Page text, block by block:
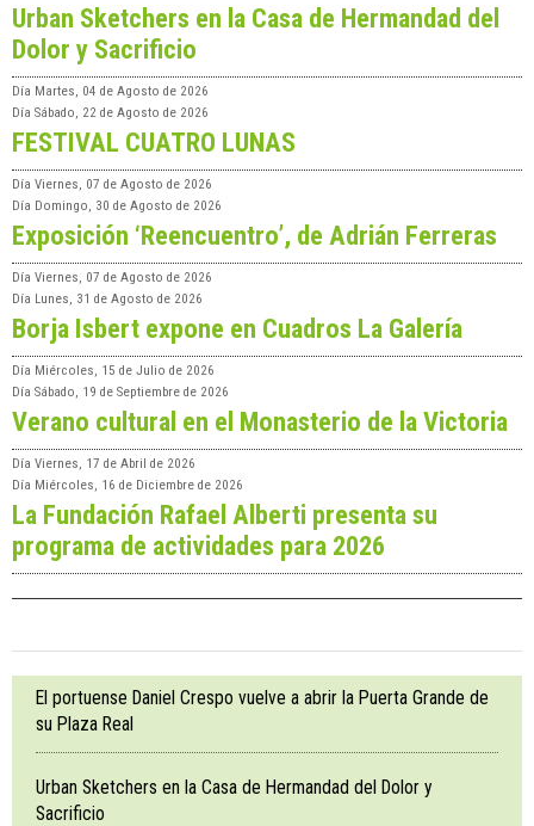
Urban Sketchers en la Casa de Hermandad del
Dolor y Sacrificio
Día Martes, 04 de Agosto de 2026
Día Sábado, 22 de Agosto de 2026
FESTIVAL CUATRO LUNAS
Día Viernes, 07 de Agosto de 2026
Día Domingo, 30 de Agosto de 2026
Exposición ‘Reencuentro’, de Adrián Ferreras
Día Viernes, 07 de Agosto de 2026
Día Lunes, 31 de Agosto de 2026
Borja Isbert expone en Cuadros La Galería
Día Miércoles, 15 de Julio de 2026
Día Sábado, 19 de Septiembre de 2026
Verano cultural en el Monasterio de la Victoria
Día Viernes, 17 de Abril de 2026
Día Miércoles, 16 de Diciembre de 2026
La Fundación Rafael Alberti presenta su
programa de actividades para 2026
El portuense Daniel Crespo vuelve a abrir la Puerta Grande de
su Plaza Real
Urban Sketchers en la Casa de Hermandad del Dolor y
Sacrificio